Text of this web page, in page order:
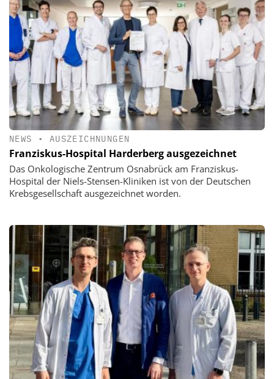
NEWS • AUSZEICHNUNGEN
Franziskus-Hospital Harderberg ausgezeichnet
Das Onkologische Zentrum Osnabrück am Franziskus-
Hospital der Niels-Stensen-Kliniken ist von der Deutschen
Krebsgesellschaft ausgezeichnet worden.